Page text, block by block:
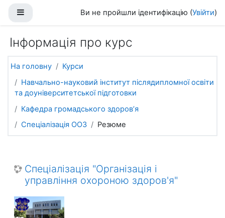
Ви не пройшли ідентифікацію (Увійти)
Інформація про курс
На головну
Курси
Навчально-науковий інститут післядипломної освіти
та доуніверситетської підготовки
Кафедра громадського здоров’я
Спеціалізація ООЗ
Резюме
Спеціалізація "Організація і
управління охороною здоров'я"